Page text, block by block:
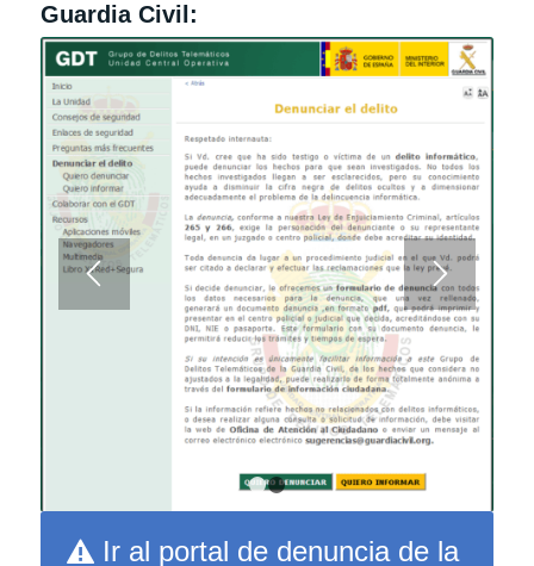
Guardia Civil:
Ir al portal de denuncia de la